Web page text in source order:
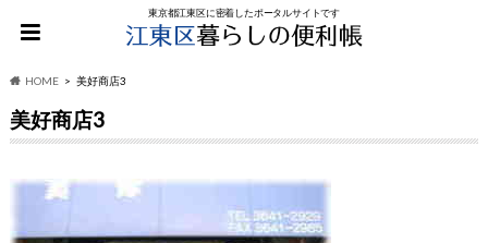
東京都江東区に密着したポータルサイトです
HOME 美好商店3
美好商店3